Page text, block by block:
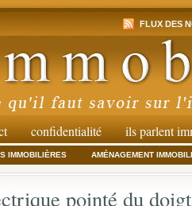
FLUX DES
confidentialité ils parlent
IMMOBILIÈRES AMÉNAGEMENT
pointé du